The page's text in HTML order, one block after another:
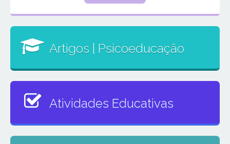
Artigos | Psicoeducação
Atividades Educativas